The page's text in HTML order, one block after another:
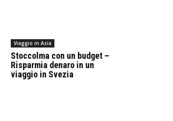
Viaggio in Asia
Stoccolma con un budget –
Risparmia denaro in un
viaggio in Svezia